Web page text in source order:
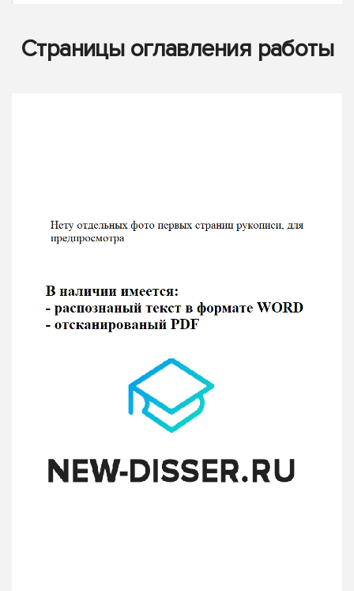
Страницы оглавления работы